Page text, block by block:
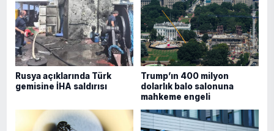
Rusya açıklarında Türk
gemisine İHA saldırısı
Trump’ın 400 milyon
dolarlık balo salonuna
mahkeme engeli